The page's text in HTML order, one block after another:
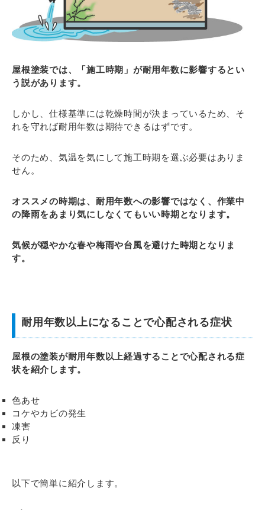
屋根塗装では、「施工時期」が耐用年数に影響するとい
う説があります。
しかし、仕様基準には乾燥時間が決まっているため、そ
れを守れば耐用年数は期待できるはずです。
そのため、気温を気にして施工時期を選ぶ必要はありま
せん。
オススメの時期は、耐用年数への影響ではなく、作業中
の降雨をあまり気にしなくてもいい時期となります。
気候が穏やかな春や梅雨や台風を避けた時期となりま
す。
耐用年数以上になることで心配される症状
屋根の塗装が耐用年数以上経過することで心配される症
状を紹介します。
色あせ
コケやカビの発生
凍害
反り
以下で簡単に紹介します。